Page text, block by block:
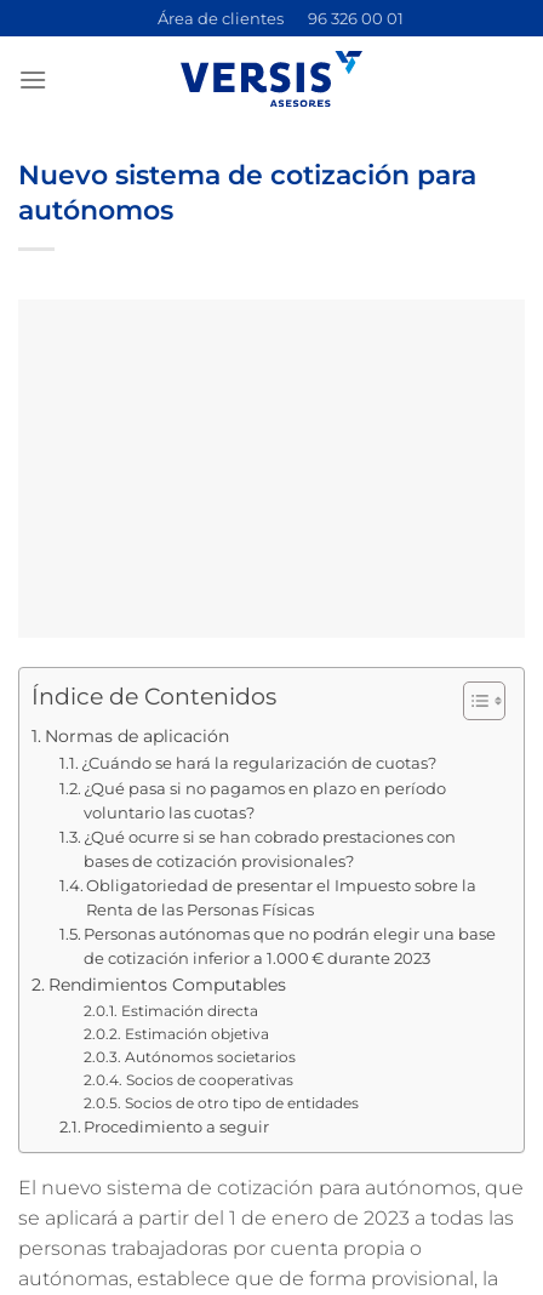
contenido
Área de clientes 96 326 00 01
Nuevo sistema de cotización para
autónomos
Índice de Contenidos
Normas de aplicación
¿Cuándo se hará la regularización de cuotas?
¿Qué pasa si no pagamos en plazo en período
voluntario las cuotas?
¿Qué ocurre si se han cobrado prestaciones con
bases de cotización provisionales?
Obligatoriedad de presentar el Impuesto sobre la
Renta de las Personas Físicas
Personas autónomas que no podrán elegir una base
de cotización inferior a 1.000 € durante 2023
Rendimientos Computables
Estimación directa
Estimación objetiva
Autónomos societarios
Socios de cooperativas
Socios de otro tipo de entidades
Procedimiento a seguir
El nuevo sistema de cotización para autónomos, que
se aplicará a partir del 1 de enero de 2023 a todas las
personas trabajadoras por cuenta propia o
autónomas, establece que de forma provisional, la